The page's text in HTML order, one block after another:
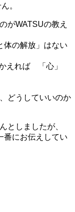
。
がWATSUの教え
体の解放」はない
えれば 「心」
どうしていいのか
としましたが、
番にお伝えしてい